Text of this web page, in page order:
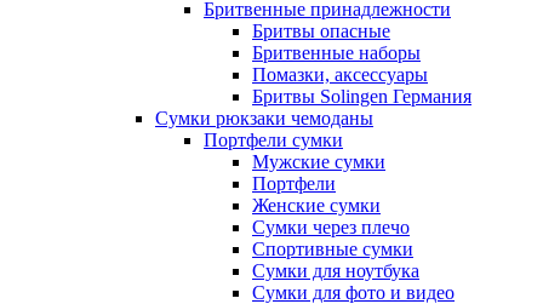
Бритвенные принадлежности
Бритвы опасные
Бритвенные наборы
Помазки, аксессуары
Бритвы Solingen Германия
Сумки рюкзаки чемоданы
Портфели сумки
Мужские сумки
Портфели
Женские сумки
Сумки через плечо
Спортивные сумки
Сумки для ноутбука
Сумки для фото и видео